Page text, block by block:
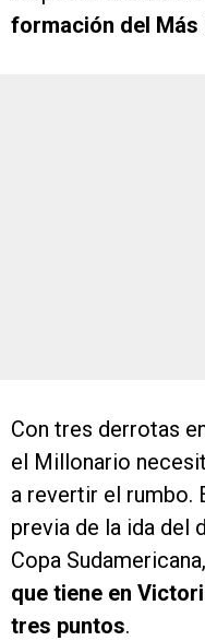
formación del Más
Con tres derrotas
el Millonario
a revertir el rumbo.
previa de la ida del
Copa Sudamericana,
que tiene en
tres puntos.